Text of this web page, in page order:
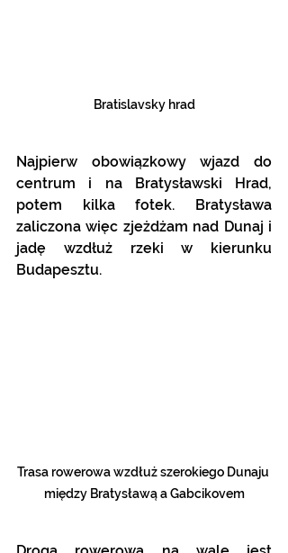
Bratislavsky hrad
Najpierw obowiązkowy wjazd do
centrum i na Bratysławski Hrad,
potem kilka fotek. Bratysława
zaliczona więc zjeżdżam nad Dunaj i
jadę wzdłuż rzeki w kierunku
Budapesztu.
Trasa rowerowa wzdłuż szerokiego Dunaju
między Bratysławą a Gabcikovem